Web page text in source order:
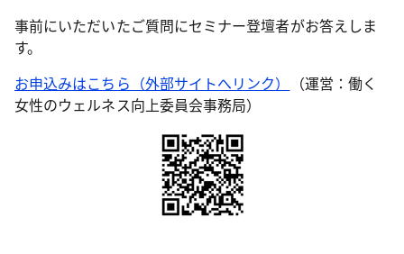
事前にいただいたご質問にセミナー登壇者がお答えしま
す。
お申込みはこちら（外部サイトへリンク）
（運営：働く
女性のウェルネス向上委員会事務局）